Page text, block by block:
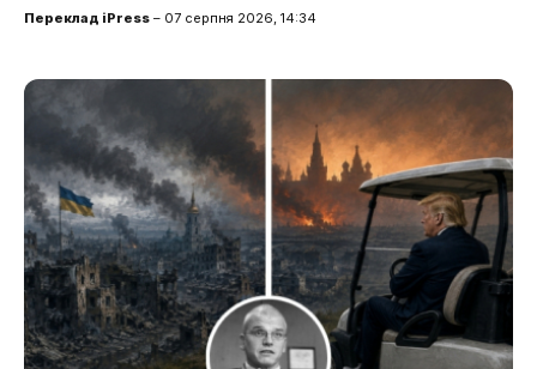
Переклад iPress – 07 серпня 2026, 14:34